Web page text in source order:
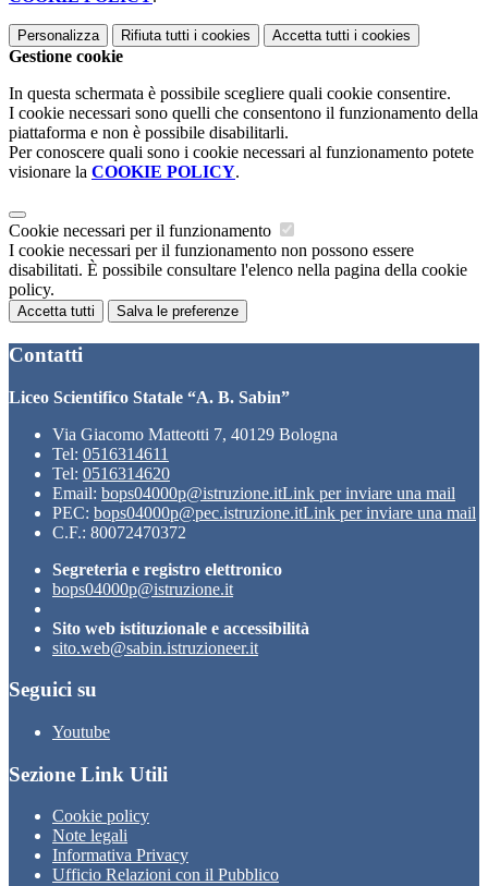
Personalizza Rifiuta tutti i cookies Accetta tutti i cookies
Gestione cookie
In questa schermata è possibile scegliere quali cookie consentire.
I cookie necessari sono quelli che consentono il funzionamento della
piattaforma e non è possibile disabilitarli.
Per conoscere quali sono i cookie necessari al funzionamento potete
visionare la COOKIE POLICY.
Cookie necessari per il funzionamento
I cookie necessari per il funzionamento non possono essere
disabilitati. È possibile consultare l'elenco nella pagina della cookie
policy.
Accetta tutti Salva le preferenze
Contatti
Liceo Scientifico Statale “A. B. Sabin”
Via Giacomo Matteotti 7, 40129 Bologna
Tel: 0516314611
Tel: 0516314620
Email: bops04000p@istruzione.itLink per inviare una mail
PEC: bops04000p@pec.istruzione.itLink per inviare una mail
C.F.: 80072470372
Segreteria e registro elettronico
bops04000p@istruzione.it
Sito web istituzionale e accessibilità
sito.web@sabin.istruzioneer.it
Seguici su
Youtube
Sezione Link Utili
Cookie policy
Note legali
Informativa Privacy
Ufficio Relazioni con il Pubblico